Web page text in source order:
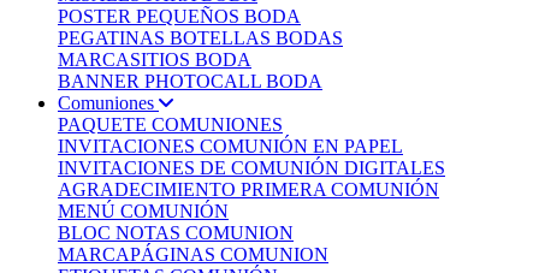
POSTER PEQUEÑOS BODA
PEGATINAS BOTELLAS BODAS
MARCASITIOS BODA
BANNER PHOTOCALL BODA
Comuniones
PAQUETE COMUNIONES
INVITACIONES COMUNIÓN EN PAPEL
INVITACIONES DE COMUNIÓN DIGITALES
AGRADECIMIENTO PRIMERA COMUNIÓN
MENÚ COMUNIÓN
BLOC NOTAS COMUNION
MARCAPÁGINAS COMUNION